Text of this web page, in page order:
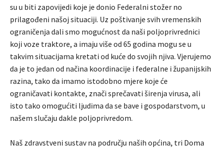
su u biti zapovijedi koje je donio Federalni stožer no
prilagođeni našoj situaciji. Uz poštivanje svih vremenskih
ograničenja dali smo mogućnost da naši poljoprivrednici
koji voze traktore, a imaju više od 65 godina mogu se u
takvim situacijama kretati od kuće do svojih njiva. Vjerujemo
da je to jedan od načina koordinacije i federalne i županijskih
razina, tako da imamo istodobno mjere koje će
ograničavati kontakte, znači sprečavati širenja virusa, ali
isto tako omogućiti ljudima da se bave i gospodarstvom, u
našem slučaju dakle poljoprivredom.
Naš zdravstveni sustav na području naših općina, tri Doma